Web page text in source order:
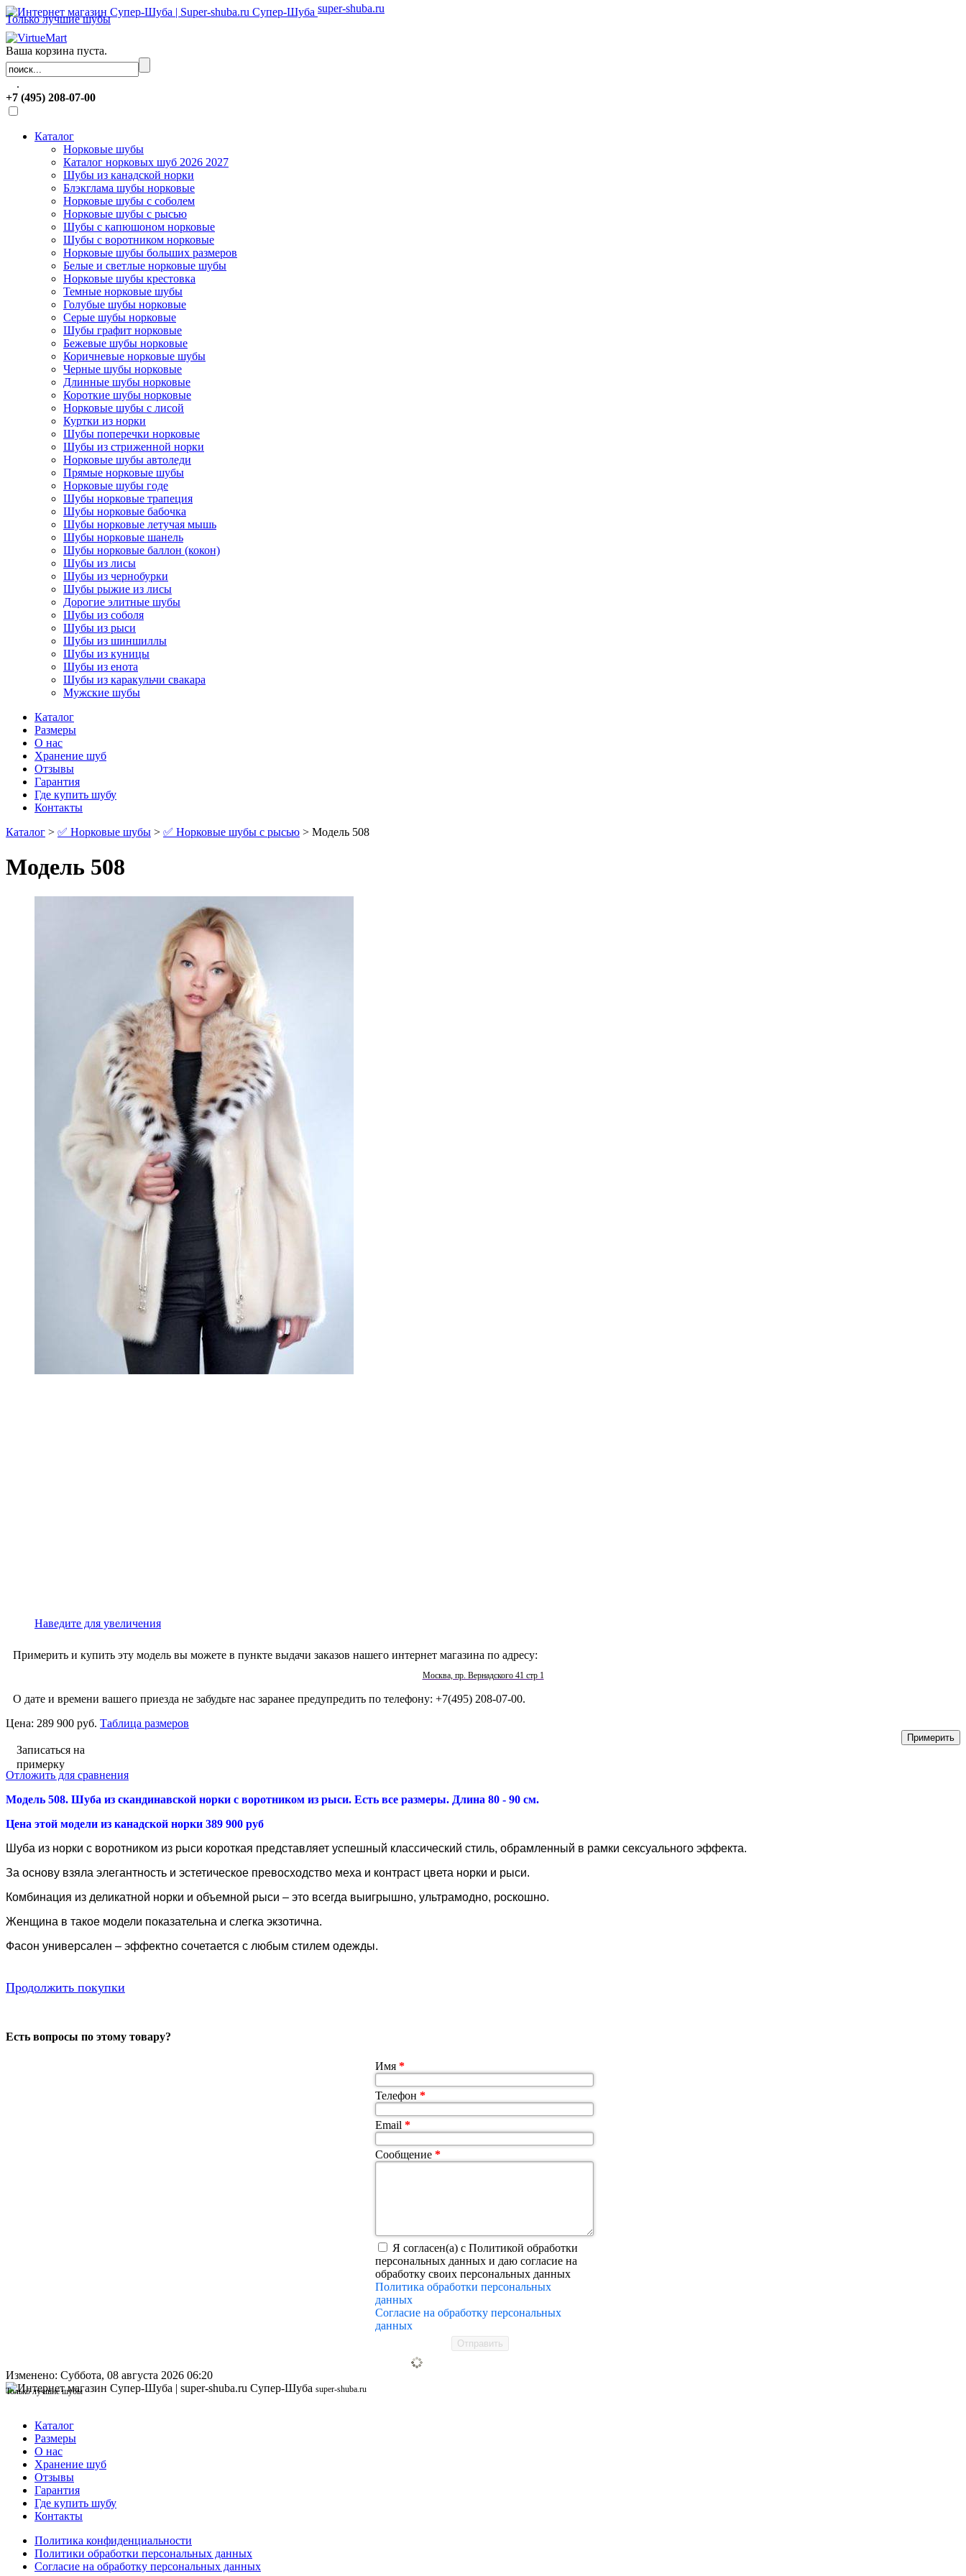
Супер-Шуба super-shuba.ru
Только лучшие шубы
Ваша корзина пуста.
.
+7 (495) 208-07-00
Каталог
Норковые шубы
Каталог норковых шуб 2026 2027
Шубы из канадской норки
Блэкглама шубы норковые
Норковые шубы с соболем
Норковые шубы с рысью
Шубы с капюшоном норковые
Шубы с воротником норковые
Норковые шубы больших размеров
Белые и светлые норковые шубы
Норковые шубы крестовка
Темные норковые шубы
Голубые шубы норковые
Серые шубы норковые
Шубы графит норковые
Бежевые шубы норковые
Коричневые норковые шубы
Черные шубы норковые
Длинные шубы норковые
Короткие шубы норковые
Норковые шубы с лисой
Куртки из норки
Шубы поперечки норковые
Шубы из стриженной норки
Норковые шубы автоледи
Прямые норковые шубы
Норковые шубы годе
Шубы норковые трапеция
Шубы норковые бабочка
Шубы норковые летучая мышь
Шубы норковые шанель
Шубы норковые баллон (кокон)
Шубы из лисы
Шубы из чернобурки
Шубы рыжие из лисы
Дорогие элитные шубы
Шубы из соболя
Шубы из рыси
Шубы из шиншиллы
Шубы из куницы
Шубы из енота
Шубы из каракульчи свакара
Мужские шубы
Каталог
Размеры
О нас
Хранение шуб
Отзывы
Гарантия
Где купить шубу
Контакты
Каталог > ✅ Норковые шубы > ✅ Норковые шубы с рысью > Модель 508
Модель 508
Наведите для увеличения
Примерить и купить эту модель вы можете в пункте выдачи заказов нашего интернет магазина по адресу:
Москва, пр. Вернадского 41 стр 1
О дате и времени вашего приезда не забудьте нас заранее предупредить по телефону: +7(495) 208-07-00.
Цена: 289 900 руб. Таблица размеров
Записаться на
примерку
Отложить для сравнения
Модель 508. Шуба из скандинавской норки с воротником из рыси. Есть все размеры. Длина 80 - 90 см.
Цена этой модели из канадской норки 389 900 руб
Шуба из норки с воротником из рыси короткая представляет успешный классический стиль, обрамленный в рамки сексуального эффекта.
За основу взяла элегантность и эстетическое превосходство меха и контраст цвета норки и рыси.
Комбинация из деликатной норки и объемной рыси – это всегда выигрышно, ультрамодно, роскошно.
Женщина в такое модели показательна и слегка экзотична.
Фасон универсален – эффектно сочетается с любым стилем одежды.
Продолжить покупки
Есть вопросы по этому товару?
Имя *
Телефон *
Email *
Сообщение *
Я согласен(а) с Политикой обработки
персональных данных и даю согласие на
обработку своих персональных данных
Политика обработки персональных
данных
Согласие на обработку персональных
данных
Отправить
Изменено: Суббота, 08 августа 2026 06:20
Супер-Шуба super-shuba.ru
Только лучшие шубы
Каталог
Размеры
О нас
Хранение шуб
Отзывы
Гарантия
Где купить шубу
Контакты
Политика конфиденциальности
Политики обработки персональных данных
Согласие на обработку персональных данных